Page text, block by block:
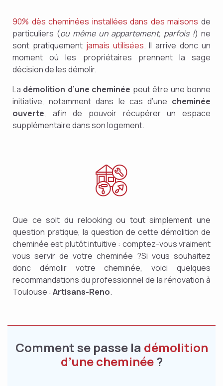
90% dès cheminées installées dans des maisons de
particuliers (ou même un appartement, parfois !) ne
sont pratiquement jamais utilisées. Il arrive donc un
moment où les propriétaires prennent la sage
décision de les démolir.
La démolition d’une cheminée peut être une bonne
initiative, notamment dans le cas d’une cheminée
ouverte, afin de pouvoir récupérer un espace
supplémentaire dans son logement.
Que ce soit du relooking ou tout simplement une
question pratique, la question de cette démolition de
cheminée est plutôt intuitive : comptez-vous vraiment
vous servir de votre cheminée ?Si vous souhaitez
donc démolir votre cheminée, voici quelques
recommandations du professionnel de la rénovation à
Toulouse : Artisans-Reno.
Comment se passe la démolition
d’une cheminée?